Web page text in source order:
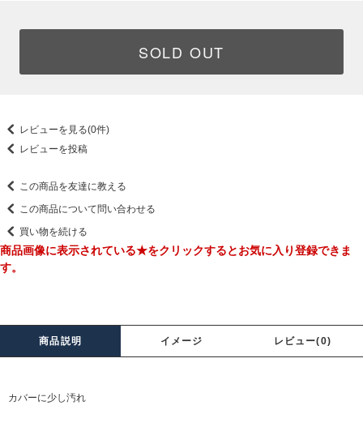
SOLD OUT
レビューを見る(0件)
レビューを投稿
この商品を友達に教える
この商品について問い合わせる
買い物を続ける
商品画像に表示されている★をクリックするとお気に入り登録できま
す。
商品説明 イメージ レビュー(0)
カバーに少し汚れ